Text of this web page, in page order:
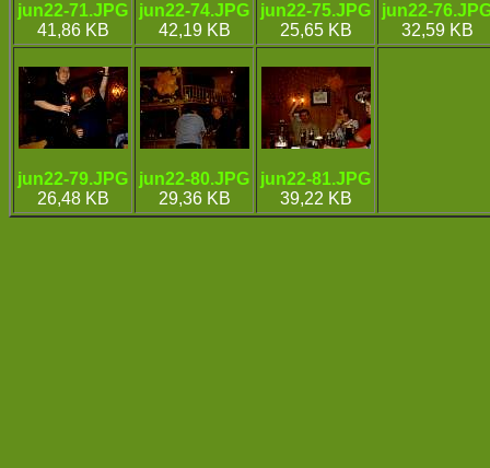
jun22-71.JPG
41,86 KB
jun22-74.JPG
42,19 KB
jun22-75.JPG
25,65 KB
jun22-
32,59 KB
jun22-79.JPG
26,48 KB
jun22-80.JPG
29,36 KB
jun22-81.JPG
39,22 KB